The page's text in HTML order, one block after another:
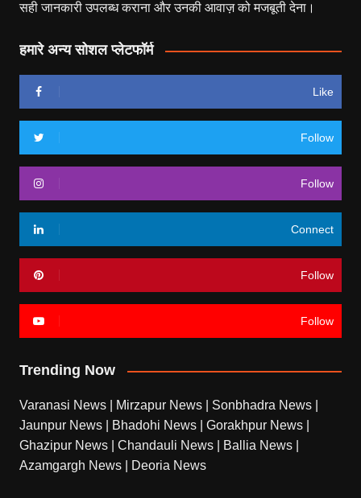
सही जानकारी उपलब्ध कराना और उनकी आवाज़ को मजबूती देना।
हमारे अन्य सोशल प्लेटफॉर्म
Like
Follow
Follow
Connect
Follow
Follow
Trending Now
Varanasi News Mirzapur News Sonbhadra News
Jaunpur News
Bhadohi News Gorakhpur News
Ghazipur News
Chandauli News Ballia News
Azamgargh News
Deoria News